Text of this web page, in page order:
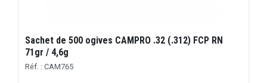
Sachet de 500 ogives CAMPRO .32 (.312) FCP RN
71gr / 4,6g
Réf. : CAM765